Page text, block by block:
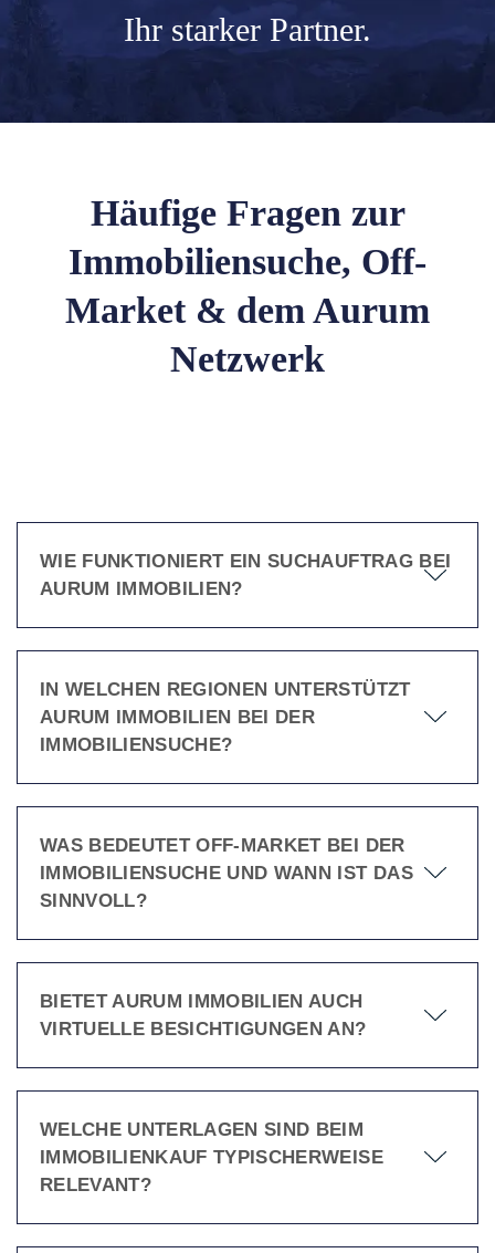
Ihr starker Partner.
Häufige Fragen zur
Immobiliensuche, Off-
Market & dem Aurum
Netzwerk
WIE FUNKTIONIERT EIN SUCHAUFTRAG BEI
AURUM IMMOBILIEN?
IN WELCHEN REGIONEN UNTERSTÜTZT
AURUM IMMOBILIEN BEI DER
IMMOBILIENSUCHE?
WAS BEDEUTET OFF-MARKET BEI DER
IMMOBILIENSUCHE UND WANN IST DAS
SINNVOLL?
BIETET AURUM IMMOBILIEN AUCH
VIRTUELLE BESICHTIGUNGEN AN?
WELCHE UNTERLAGEN SIND BEIM
IMMOBILIENKAUF TYPISCHERWEISE
RELEVANT?